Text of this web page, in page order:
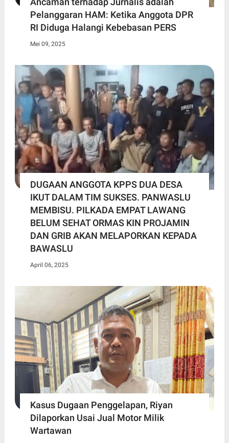
Pelanggaran HAM: Ketika Anggota DPR
RI Diduga Halangi Kebebasan PERS
Mei 09, 2025
DUGAAN ANGGOTA KPPS DUA DESA
IKUT DALAM TIM SUKSES. PANWASLU
MEMBISU. PILKADA EMPAT LAWANG
BELUM SEHAT ORMAS KIN PROJAMIN
DAN GRIB AKAN MELAPORKAN KEPADA
BAWASLU
April 06, 2025
Kasus Dugaan Penggelapan, Riyan
Dilaporkan Usai Jual Motor Milik
Wartawan